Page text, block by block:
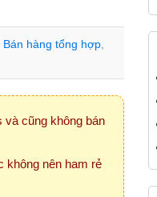
Bán hàng tổng hợp
và cũng không bán
không nên ham rẻ